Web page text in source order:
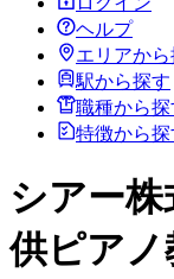
ヘルプ
エリアから
駅から探す
職種から探
特徴から探
シアー
供ピアノ